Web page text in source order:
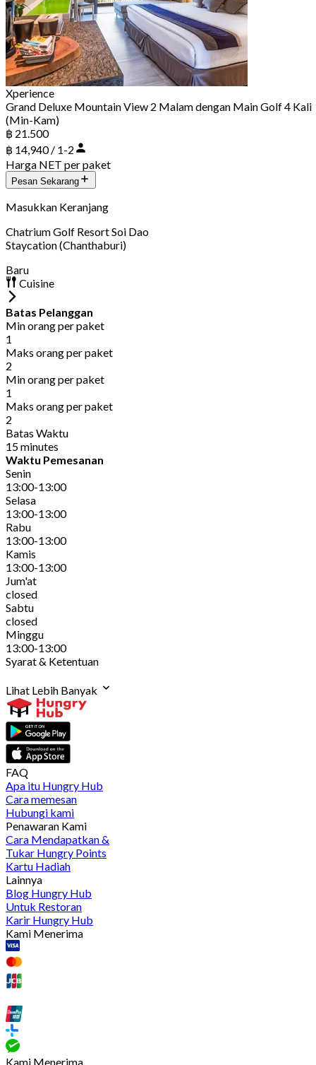
Xperience
Grand Deluxe Mountain View 2 Malam dengan Main Golf 4 Kali
(Min-Kam)
฿ 21.500
฿ 14,940 / 1-2
Harga NET per paket
Pesan Sekarang
Masukkan Keranjang
Chatrium Golf Resort Soi Dao
Staycation (Chanthaburi)
Baru
Cuisine
Batas Pelanggan
Min orang per paket
1
Maks orang per paket
2
Min orang per paket
1
Maks orang per paket
2
Batas Waktu
15 minutes
Waktu Pemesanan
Senin
13:00-13:00
Selasa
13:00-13:00
Rabu
13:00-13:00
Kamis
13:00-13:00
Jum'at
closed
Sabtu
closed
Minggu
13:00-13:00
Syarat & Ketentuan
Lihat Lebih Banyak
FAQ
Apa itu Hungry Hub
Cara memesan
Hubungi kami
Penawaran Kami
Cara Mendapatkan &
Tukar Hungry Points
Kartu Hadiah
Lainnya
Blog Hungry Hub
Untuk Restoran
Karir Hungry Hub
Kami Menerima
Kami Menerima